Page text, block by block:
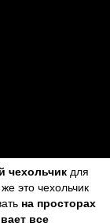
чехольчик для
это чехольчик
на просторах
все